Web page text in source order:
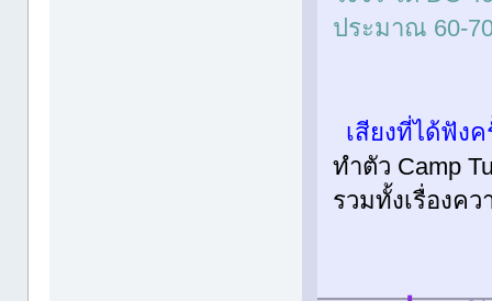
ประมาณ 60-
เสียงที่ได้ฟัง
ทำตัว Camp
รวมทั้งเรื่องค